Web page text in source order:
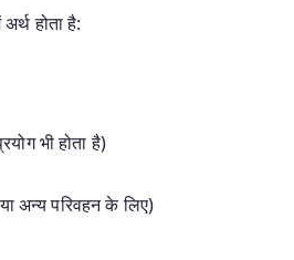
होता है:
भी होता है)
अन्य परिवहन के लिए)